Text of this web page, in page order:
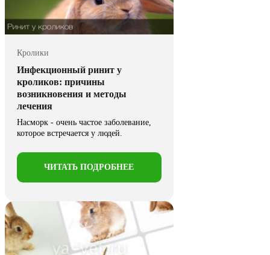
Кролики
Инфекционный ринит у
кроликов: причины
возникновения и методы
лечения
Насморк - очень частое заболевание,
которое встречается у людей.
ЧИТАТЬ ПОДРОБНЕЕ